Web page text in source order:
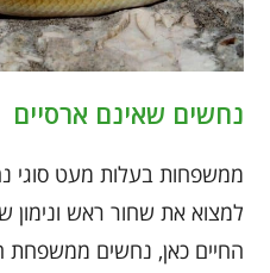
נחשים שאינם ארסיים
ממשפחות בעלות מעט סוגי
למצוא את שחור ראש ונימון
החיים כאן, נחשים ממשפחת